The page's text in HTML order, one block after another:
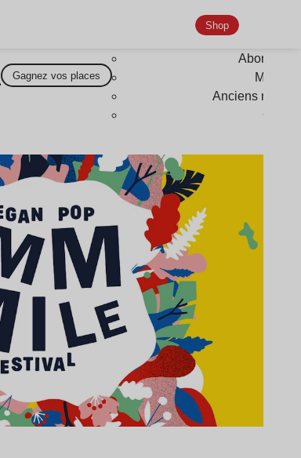
Gagnez vos places
Shop
Anciens